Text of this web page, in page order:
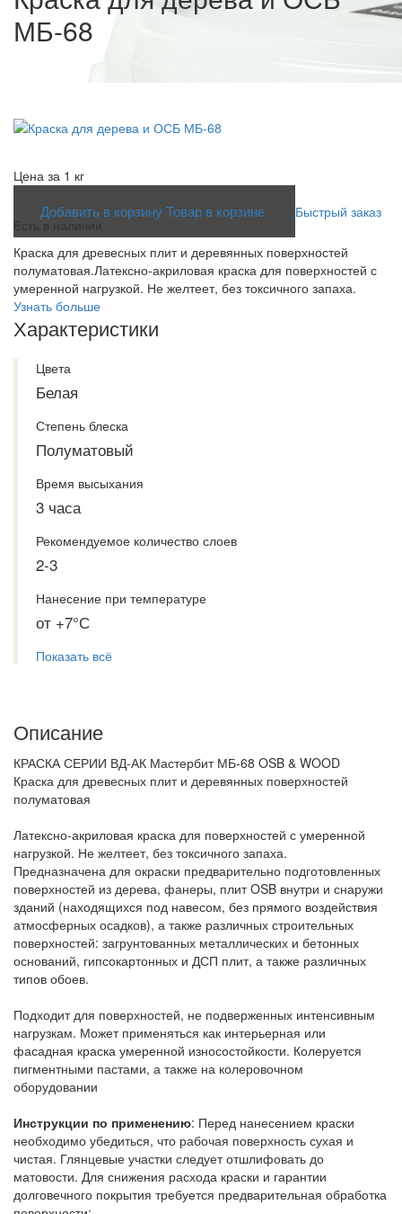
МБ-68
Есть в наличии
Краска для древесных плит и деревянных поверхностей
полуматовая.Латексно-акриловая краска для поверхностей с
умеренной нагрузкой. Не желтеет, без токсичного запаха.
Узнать больше
Цена за 1 кг
Добавить в корзинуТовар в корзине Быстрый заказ
Характеристики
Цвета
Белая
Степень блеска
Полуматовый
Время высыхания
3 часа
Рекомендуемое количество слоев
2-3
Нанесение при температуре
от +7°С
Показать всё
Описание
КРАСКА СЕРИИ ВД-АК Мастербит МБ-68 OSB & WOOD
Краска для древесных плит и деревянных поверхностей
полуматовая
Латексно-акриловая краска для поверхностей с умеренной
нагрузкой. Не желтеет, без токсичного запаха.
Предназначена для окраски предварительно подготовленных
поверхностей из дерева, фанеры, плит OSB внутри и снаружи
зданий (находящихся под навесом, без прямого воздействия
атмосферных осадков), а также различных строительных
поверхностей: загрунтованных металлических и бетонных
оснований, гипсокартонных и ДСП плит, а также различных
типов обоев.
Подходит для поверхностей, не подверженных интенсивным
нагрузкам. Может применяться как интерьерная или
фасадная краска умеренной износостойкости. Колеруется
пигментными пастами, а также на колеровочном
оборудовании
Инструкции по применению: Перед нанесением краски
необходимо убедиться, что рабочая поверхность сухая и
чистая. Глянцевые участки следует отшлифовать до
матовости. Для снижения расхода краски и гарантии
долговечного покрытия требуется предварительная обработка